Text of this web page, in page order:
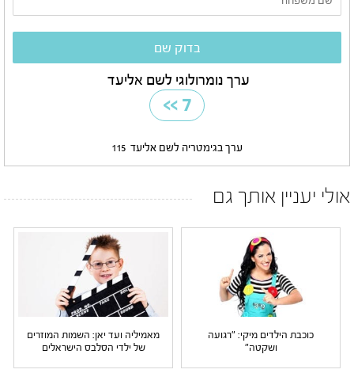
ערך נומרולוגי לשם אליעד
7
>>
ערך בגימטריה לשם אליעד 115
אולי יעניין אותך גם
כוכבת הילדים מיקי: "רגועה
ושקטה"
מאמיליה ועד יאן: השמות המוזרים
של ילדי הסלבס הישראלים